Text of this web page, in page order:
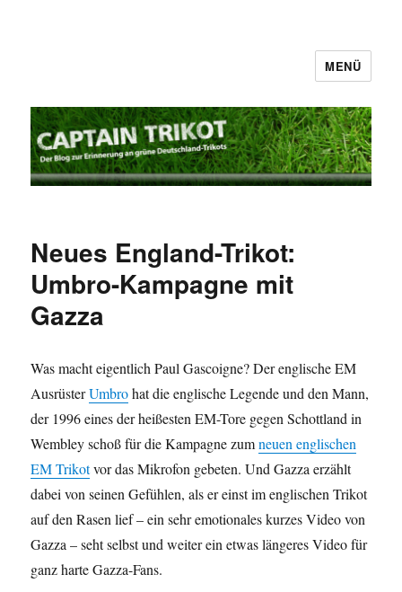
MENÜ
Neues England-Trikot:
Umbro-Kampagne mit
Gazza
Was macht eigentlich Paul Gascoigne? Der englische EM
AusrüsterUmbrohat die englische Legende und den Mann,
der 1996 eines der heißesten EM-Tore gegen Schottland in
Wembley schoß für die Kampagne zumneuen englischen
EM Trikotvor das Mikrofon gebeten. Und Gazza erzählt
dabei von seinen Gefühlen, als er einst im englischen Trikot
auf den Rasen lief – ein sehr emotionales kurzes Video von
Gazza – seht selbst und weiter ein etwas längeres Video für
ganz harte Gazza-Fans.